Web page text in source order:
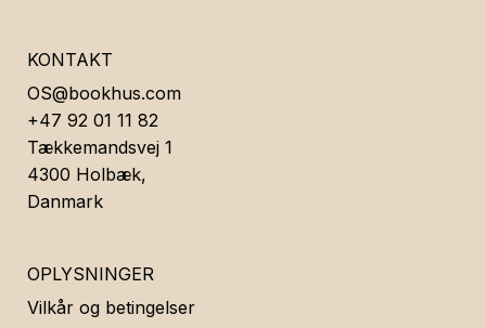
KONTAKT
OS@bookhus.com
+47 92 01 11 82
Tækkemandsvej 1
4300 Holbæk,
Danmark
OPLYSNINGER
Vilkår og betingelser